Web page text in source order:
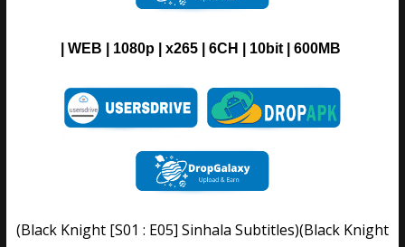
| WEB | 1080p | x265 | 6CH | 10bit | 600MB
(Black Knight [S01 : E05] Sinhala Subtitles)(Black Knight